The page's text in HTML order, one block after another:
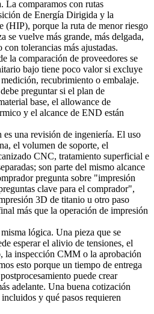
La comparamos con rutas
de Energía Dirigida y la
(HIP), porque la ruta de menor riesgo
se vuelve más grande, más delgada,
tolerancias más ajustadas.
la comparación de proveedores se
bajo tiene poco valor si excluye
recubrimiento o embalaje.
preguntar si el plan de
base, el allowance de
y el alcance de END están
una revisión de ingeniería. El uso
el volumen de soporte, el
CNC, tratamiento superficial e
son parte del mismo alcance
pregunta sobre "impresión
clave para el comprador",
3D de titanio u otro paso
más que la operación de impresión
lógica. Una pieza que se
esperar el alivio de tensiones, el
la inspección CMM o la aprobación
esto porque un tiempo de entrega
puede crear
adelante. Una buena cotización
y qué pasos requieren